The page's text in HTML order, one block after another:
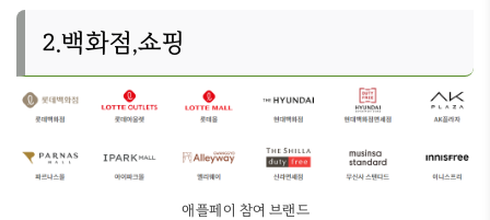
2.백화점,쇼핑
애플페이 참여 브랜드